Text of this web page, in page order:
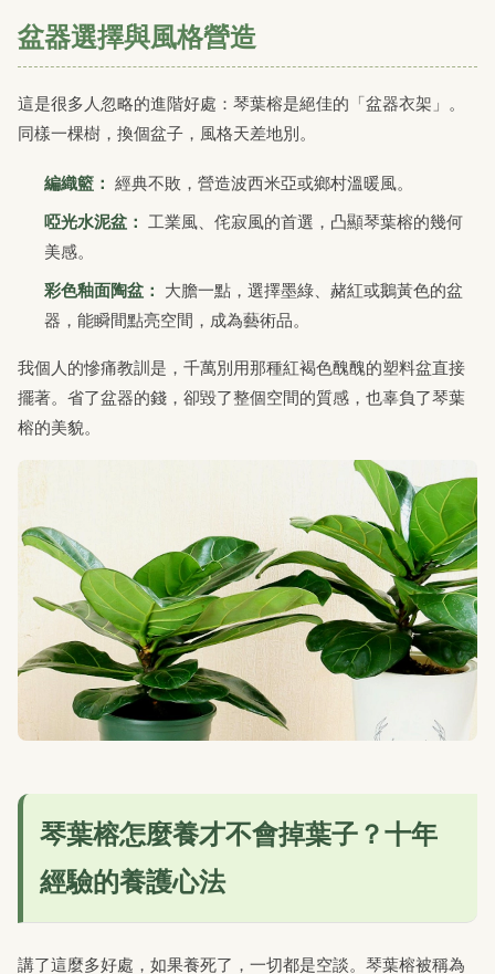
盆器選擇與風格營造
這是很多人忽略的進階好處：琴葉榕是絕佳的「盆器衣架」。
同樣一棵樹，換個盆子，風格天差地別。
編織籃： 經典不敗，營造波西米亞或鄉村溫暖風。
啞光水泥盆： 工業風、侘寂風的首選，凸顯琴葉榕的幾何
美感。
彩色釉面陶盆： 大膽一點，選擇墨綠、赭紅或鵝黃色的盆
器，能瞬間點亮空間，成為藝術品。
我個人的慘痛教訓是，千萬別用那種紅褐色醜醜的塑料盆直接
擺著。省了盆器的錢，卻毀了整個空間的質感，也辜負了琴葉
榕的美貌。
琴葉榕怎麼養才不會掉葉子？十年
經驗的養護心法
講了這麼多好處，如果養死了，一切都是空談。琴葉榕被稱為